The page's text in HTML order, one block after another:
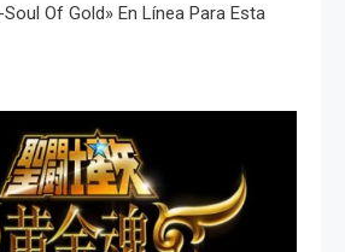
Of Gold» En Línea Para Esta